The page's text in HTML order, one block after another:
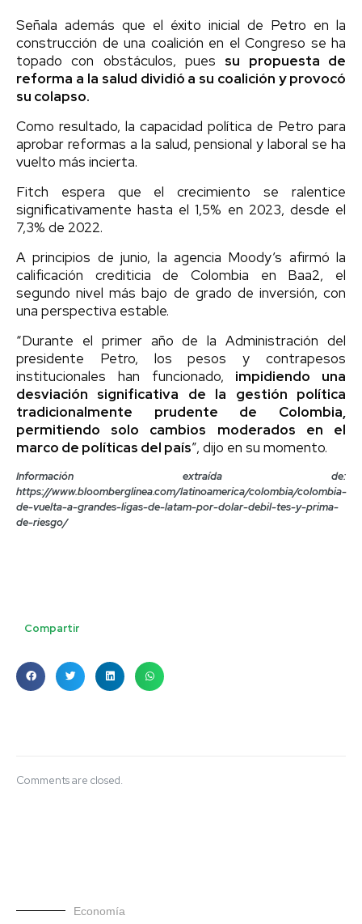
Señala además que el éxito inicial de Petro en la
construcción de una coalición en el Congreso se ha
topado con obstáculos, pues su propuesta de
reforma a la salud dividió a su coalición y provocó
su colapso.
Como resultado, la capacidad política de Petro para
aprobar reformas a la salud, pensional y laboral se ha
vuelto más incierta.
Fitch espera que el crecimiento se ralentice
significativamente hasta el 1,5% en 2023, desde el
7,3% de 2022.
A principios de junio, la agencia Moody’s afirmó la
calificación crediticia de Colombia en Baa2, el
segundo nivel más bajo de grado de inversión, con
una perspectiva estable.
“Durante el primer año de la Administración del
presidente Petro, los pesos y contrapesos
institucionales han funcionado, impidiendo una
desviación significativa de la gestión política
tradicionalmente prudente de Colombia,
permitiendo solo cambios moderados en el
marco de políticas del país”, dijo en su momento.
Información extraída de:
https://www.bloomberglinea.com/latinoamerica/colombia/colombia-
de-vuelta-a-grandes-ligas-de-latam-por-dolar-debil-tes-y-prima-
de-riesgo/
Compartir
Comments are closed.
Economía